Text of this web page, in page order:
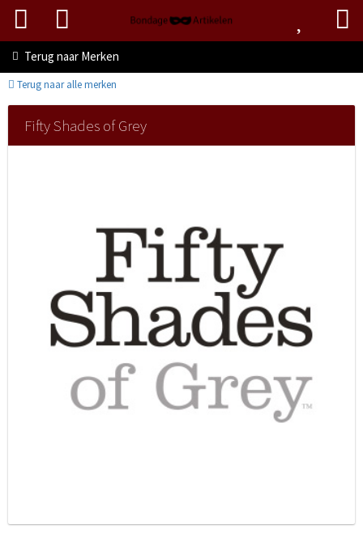
Terug naar Merken
Terug naar alle merken
Fifty Shades of Grey